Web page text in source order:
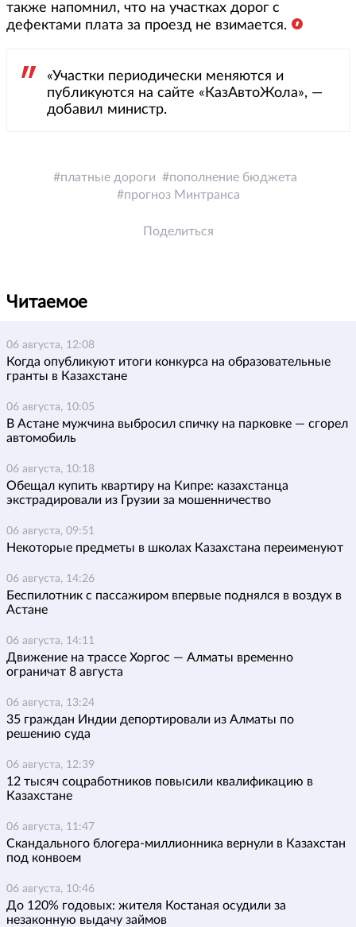
также напомнил, что на участках дорог с
дефектами плата за проезд не взимается.
«Участки периодически меняются и
публикуются на сайте «КазАвтоЖола», —
добавил министр.
платные дороги
пополнение бюджета
прогноз Минтранса
Поделиться
Читаемое
06 августа, 12:08
Когда опубликуют итоги конкурса на образовательные
гранты в Казахстане
06 августа, 10:05
В Астане мужчина выбросил спичку на парковке — сгорел
автомобиль
06 августа, 10:18
Обещал купить квартиру на Кипре: казахстанца
экстрадировали из Грузии за мошенничество
06 августа, 09:51
Некоторые предметы в школах Казахстана переименуют
06 августа, 14:26
Беспилотник с пассажиром впервые поднялся в воздух в
Астане
06 августа, 14:11
Движение на трассе Хоргос — Алматы временно
ограничат 8 августа
06 августа, 13:24
35 граждан Индии депортировали из Алматы по
решению суда
06 августа, 12:39
12 тысяч соцработников повысили квалификацию в
Казахстане
06 августа, 11:47
Скандального блогера-миллионника вернули в Казахстан
под конвоем
06 августа, 10:46
До 120% годовых: жителя Костаная осудили за
незаконную выдачу займов